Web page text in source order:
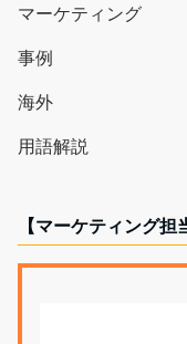
マーケティング
事例
海外
用語解説
【マーケティング担